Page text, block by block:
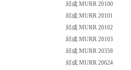
邱成 MURR 20100
邱成 MURR 20101
邱成 MURR 20102
邱成 MURR 20103
邱成 MURR 20358
邱成 MURR 20624